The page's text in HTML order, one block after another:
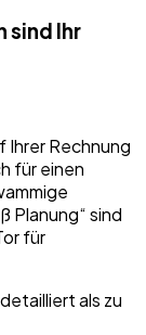
sind Ihr
Ihrer Rechnung
für einen
Planung“ sind
für
als zu